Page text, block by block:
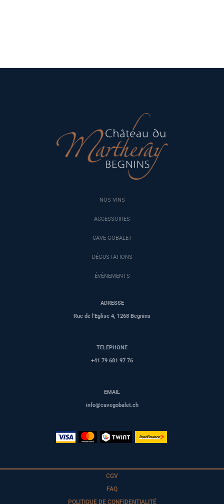
NOS VINS
ACCESSOIRES
CAVE GOBALET
DÉGUSTATIONS
ÉVÈNEMENTS
ADRESSE
Rue de l'Eglise 4, 1268 Begnins
TELEPHONE
+41 79 681 97 76
EMAIL
info@cavegobalet.ch
CGV
FAQ
POLITIQUE DE CONFIDENTIALITÉ